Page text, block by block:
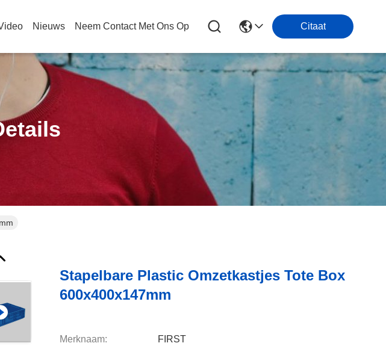
Nieuws Neem Contact Met Ons Op Citaat
Stapelbare Plastic Omzetkastjes Tote Box
600x400x147mm
Merknaam: FIRST